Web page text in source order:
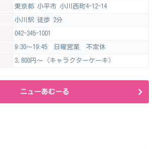
東京都 小平市 小川西町4-12-14
小川駅 徒歩 2分
042-345-1001
9:30～19:45 日曜営業 不定休
3,800円～（キャラクターケーキ）
ニューあむーる